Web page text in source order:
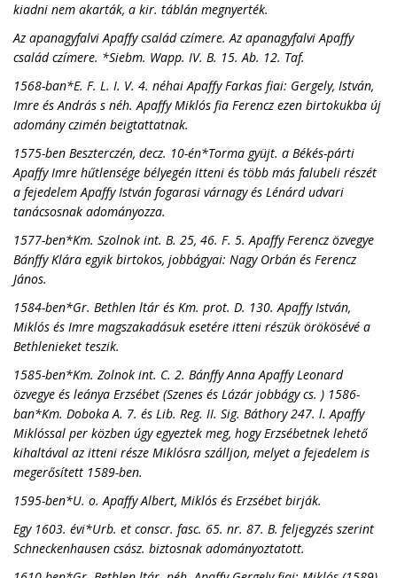
kiadni nem akarták, a kir. táblán megnyerték.
Az apanagyfalvi Apaffy család czímere. Az apanagyfalvi Apaffy
család czímere. *Siebm. Wapp. IV. B. 15. Ab. 12. Taf.
1568-ban*E. F. L. I. V. 4. néhai Apaffy Farkas fiai: Gergely, István,
Imre és András s néh. Apaffy Miklós fia Ferencz ezen birtokukba új
adomány czimén beigtattatnak.
1575-ben Beszterczén, decz. 10-én*Torma gyüjt. a Békés-párti
Apaffy Imre hűtlensége bélyegén itteni és több más falubeli részét
a fejedelem Apaffy István fogarasi várnagy és Lénárd udvari
tanácsosnak adományozza.
1577-ben*Km. Szolnok int. B. 25, 46. F. 5. Apaffy Ferencz özvegye
Bánffy Klára egyik birtokos, jobbágyai: Nagy Orbán és Ferencz
János.
1584-ben*Gr. Bethlen ltár és Km. prot. D. 130. Apaffy István,
Miklós és Imre magszakadásuk esetére itteni részük örökösévé a
Bethlenieket teszik.
1585-ben*Km. Zolnok int. C. 2. Bánffy Anna Apaffy Leonard
özvegye és leánya Erzsébet (Szenes és Lázár jobbágy cs. ) 1586-
ban*Km. Doboka A. 7. és Lib. Reg. II. Sig. Báthory 247. l. Apaffy
Miklóssal per közben úgy egyeztek meg, hogy Erzsébetnek lehető
kihaltával az itteni része Miklósra szálljon, melyet a fejedelem is
megerősített 1589-ben.
1595-ben*U. o. Apaffy Albert, Miklós és Erzsébet birják.
Egy 1603. évi*Urb. et conscr. fasc. 65. nr. 87. B. feljegyzés szerint
Schneckenhausen csász. biztosnak adományoztatott.